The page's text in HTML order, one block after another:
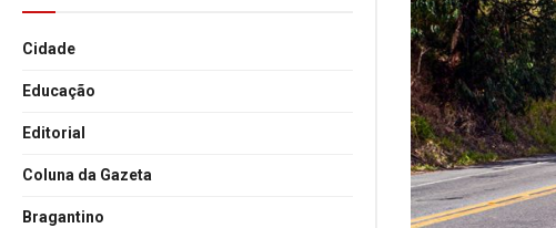
Cidade
Educação
Editorial
Coluna da Gazeta
Bragantino